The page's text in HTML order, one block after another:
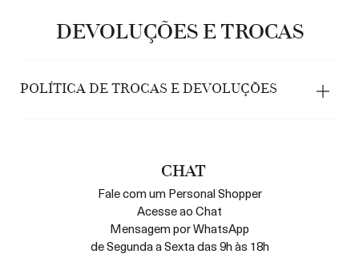
DEVOLUÇÕES E TROCAS
POLÍTICA DE TROCAS E DEVOLUÇÕES
DISTRIBUIDORA DE COSMÉTICOS LTDA. Empresa inscrita
no CNPJ sob o nº. 08.377.511/0093-57, localizada na– Praça
Ge. Gentil Falcão, 108 – 15º andar | Cidade Monções | São
Paulo-SP | CEP: 04571-150. A operação logística de entrega
dos produtos de venda online é de responsabilidade da
INFRACOMMERCE – Endereço do Centro de Distribuição: Av.
CHAT
Fale com um Personal Shopper
Acesse ao Chat
Mensagem por WhatsApp
de Segunda a Sexta das 9h às 18h